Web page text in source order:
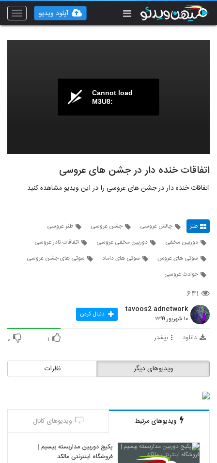
Toggle
آپلود ویدیو
Cannot load
M3U8:
اتفاقات خنده دار در جشن های عروسی
اتفاقات خنده دار در جشن های عروسی را در این ویدیو مشاهده کنید .
طنز چالش عروسی جشن عروسی
طنز عروسی
دوربین مخفی
دوربین مخفی عروسی
اتفاقات نادر عروسی
سوتی های عروس
سوتی های داماد
سوتی های جشن عروسی
حوادث عروسی
۶۴۱
tavoos2 adnetwork
۱۰ شهریور ۱۳۹۹ دنبال کردن
دانلود بیشتر ۱ ۰
نظرات ویدیوهای دیگر
ویدیوهای مرتبط ویدیوهای کانال
پکیج دوربین مداربسته بیسیم |
فروشگاه اینترنتی مالکد